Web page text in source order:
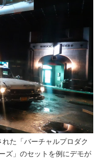
た「バーチャルプロダク
ズ」のセットを例にデモが